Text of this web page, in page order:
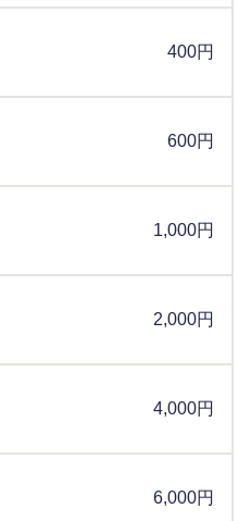
400円
600円
1,000円
2,000円
4,000円
6,000円